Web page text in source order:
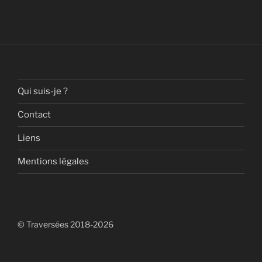
Qui suis-je ?
Contact
Liens
Mentions légales
© Traversées 2018-2026